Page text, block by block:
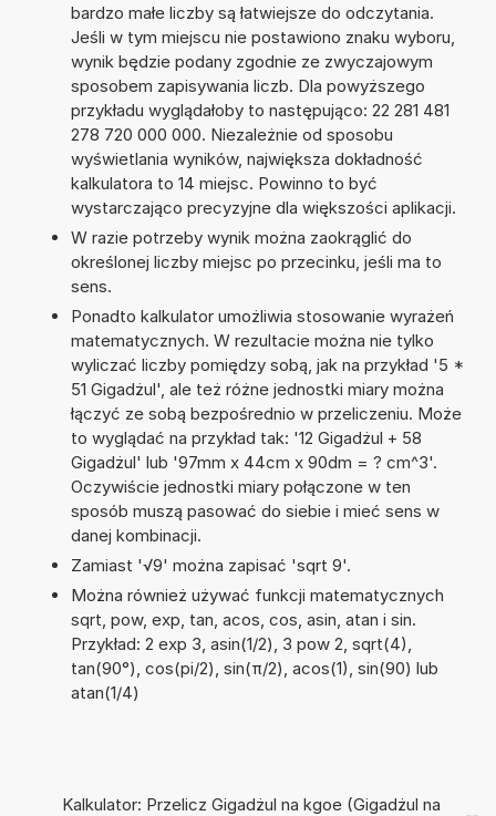
bardzo małe liczby są łatwiejsze do odczytania.
Jeśli w tym miejscu nie postawiono znaku wyboru,
wynik będzie podany zgodnie ze zwyczajowym
sposobem zapisywania liczb. Dla powyższego
przykładu wyglądałoby to następująco: 22 281 481
278 720 000 000. Niezależnie od sposobu
wyświetlania wyników, największa dokładność
kalkulatora to 14 miejsc. Powinno to być
wystarczająco precyzyjne dla większości aplikacji.
W razie potrzeby wynik można zaokrąglić do
określonej liczby miejsc po przecinku, jeśli ma to
sens.
Ponadto kalkulator umożliwia stosowanie wyrażeń
matematycznych. W rezultacie można nie tylko
wyliczać liczby pomiędzy sobą, jak na przykład '5 *
51 Gigadżul', ale też różne jednostki miary można
łączyć ze sobą bezpośrednio w przeliczeniu. Może
to wyglądać na przykład tak: '12 Gigadżul + 58
Gigadżul' lub '97mm x 44cm x 90dm = ? cm^3'.
Oczywiście jednostki miary połączone w ten
sposób muszą pasować do siebie i mieć sens w
danej kombinacji.
Zamiast '√9' można zapisać 'sqrt 9'.
Można również używać funkcji matematycznych
sqrt, pow, exp, tan, acos, cos, asin, atan i sin.
Przykład: 2 exp 3, asin(1/2), 3 pow 2, sqrt(4),
tan(90°), cos(pi/2), sin(π/2), acos(1), sin(90) lub
atan(1/4)
Kalkulator: Przelicz Gigadżul na kgoe (Gigadżul na